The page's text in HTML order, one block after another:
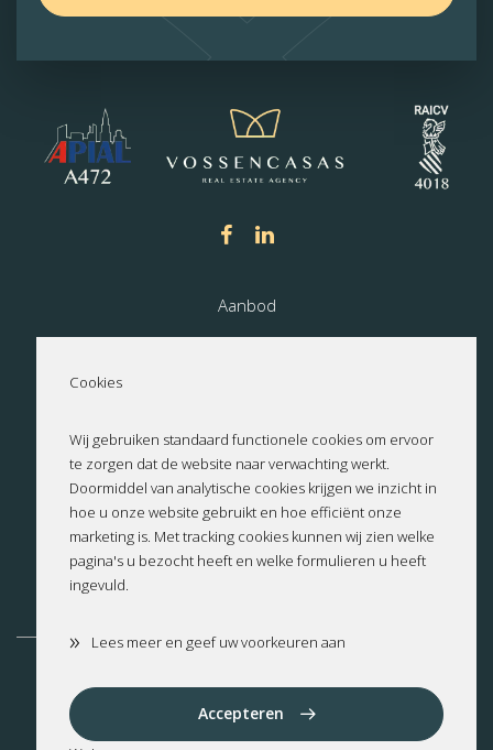
Aanbod
Contact
Privacyverklaring
Cumbre del Sol
Jalon
Jávea Moraira
Cookies
Wij gebruiken standaard functionele cookies om ervoor
te zorgen dat de website naar verwachting werkt.
Doormiddel van analytische cookies krijgen we inzicht in
hoe u onze website gebruikt en hoe efficiënt onze
marketing is. Met tracking cookies kunnen wij zien welke
pagina's u bezocht heeft en welke formulieren u heeft
ingevuld.
» Lees meer en geef uw voorkeuren aan
Accepteren